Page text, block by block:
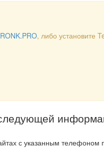
, либо установите
с указанным